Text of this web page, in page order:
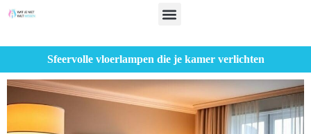
Sfeervolle vloerlampen die je kamer verlichten